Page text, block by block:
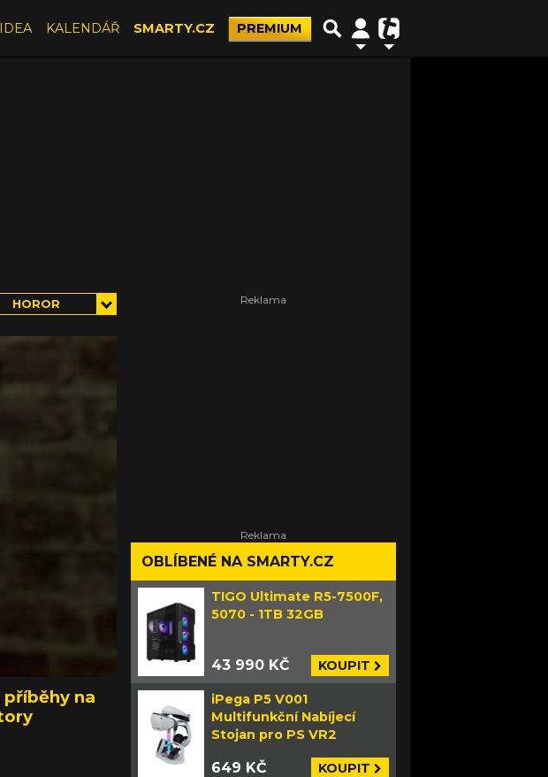
KALENDÁŘ SMARTY.CZ PREMIUM
HOROR
na
OBLÍBENÉ NA SMARTY.CZ
TIGO Ultimate R5-7500F,
5070 - 1TB 32GB
43 990 KČ KOUPIT
iPega P5 V001
Multifunkční Nabíjecí
Stojan pro PS VR2
649 KČ KOUPIT